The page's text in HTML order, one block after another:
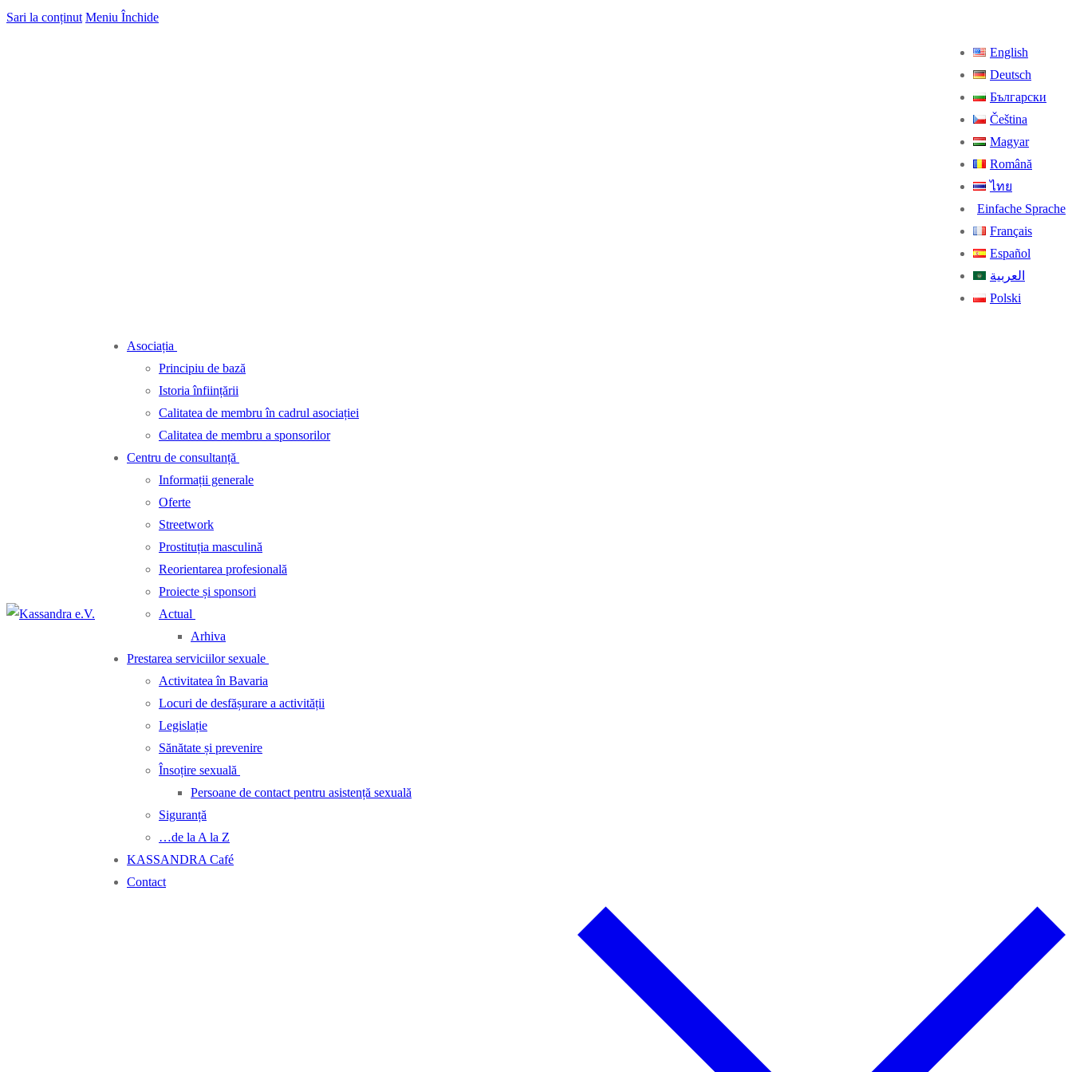
Sari la conținut Meniu Închide
English
Deutsch
Български
Čeština
Magyar
Română
ไทย
Einfache Sprache
Français
Español
العربية
Polski
Asociația
Principiu de bază
Istoria înființării
Calitatea de membru în cadrul asociației
Calitatea de membru a sponsorilor
Centru de consultanță
Informații generale
Oferte
Streetwork
Prostituția masculină
Reorientarea profesională
Proiecte și sponsori
Actual
Arhiva
Prestarea serviciilor sexuale
Activitatea în Bavaria
Locuri de desfășurare a activității
Legislație
Sănătate și prevenire
Însoțire sexuală
Persoane de contact pentru asistență sexuală
Siguranță
…de la A la Z
KASSANDRA Café
Contact